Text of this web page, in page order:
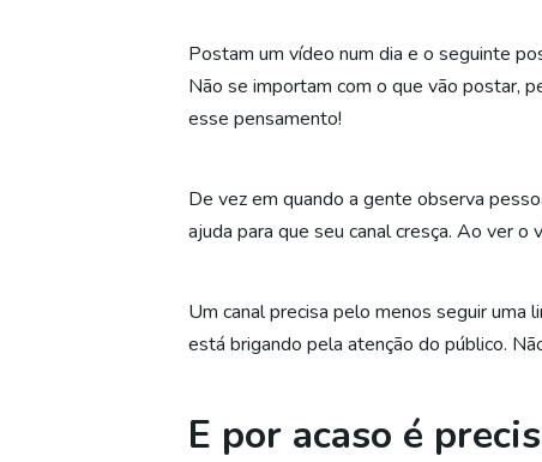
Postam um vídeo num dia e o seguinte
Não se importam com o que vão postar,
esse pensamento!
De vez em quando a gente observa
ajuda para que seu canal cresça. Ao ver
Um canal precisa pelo menos seguir uma
está brigando pela atenção do público.
E por acaso é